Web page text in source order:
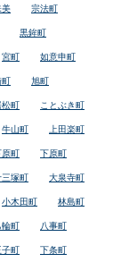
美 宗法町
黒鉾町
宮町 如意申町
町 旭町
松町 ことぶき町
牛山町 上田楽町
原町 下原町
三塚町 大泉寺町
小木田町 林島町
輪町 八事町
子町 下条町